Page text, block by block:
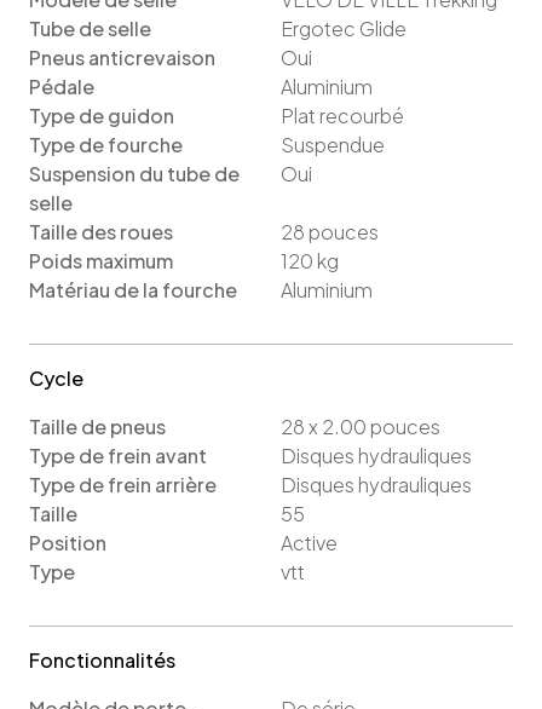
Tube de selle
Ergotec Glide
Pneus anticrevaison
Oui
Pédale
Aluminium
Type de guidon
Plat recourbé
Type de fourche
Suspendue
Suspension du tube de
selle
Oui
Taille des roues 28 pouces
Poids maximum
120 kg
Matériau de la fourche
Aluminium
Cycle
Taille de pneus
28 x 2.00 pouces
Type de frein avant
Disques hydrauliques
Type de frein arrière
Disques hydrauliques
Taille
55
Position
Active
Type
vtt
Fonctionnalités